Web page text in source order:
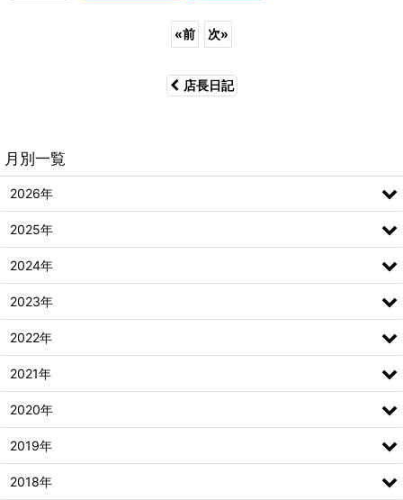
«前 次»
店長日記
月別一覧
2026年
2025年
2024年
2023年
2022年
2021年
2020年
2019年
2018年